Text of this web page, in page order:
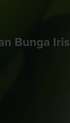
Bunga Iris